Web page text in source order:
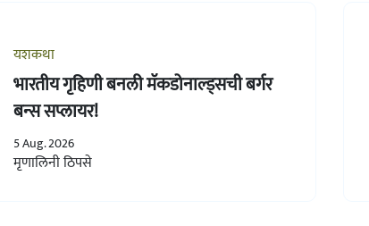
यशकथा
भारतीय गृहिणी बनली मॅकडोनाल्ड्सची बर्गर
बन्स सप्लायर!
5 Aug. 2026
मृणालिनी ठिपसे